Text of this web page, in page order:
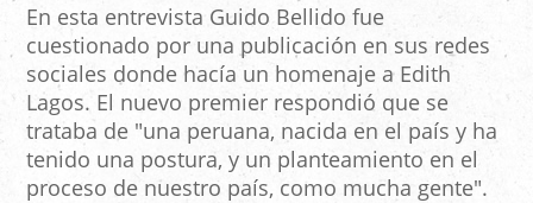
En esta entrevista Guido Bellido fue
cuestionado por una publicación en sus redes
sociales donde hacía un homenaje a Edith
Lagos. El nuevo premier respondió que se
trataba de "una peruana, nacida en el país y ha
tenido una postura, y un planteamiento en el
proceso de nuestro país, como mucha gente".